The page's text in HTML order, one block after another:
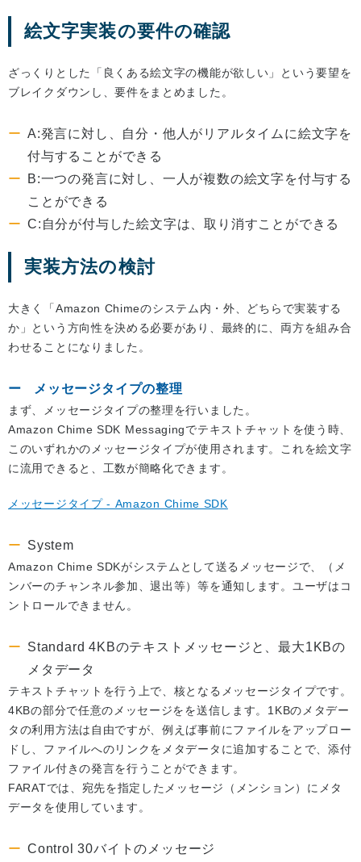
絵文字実装の要件の確認
ざっくりとした「良くある絵文字の機能が欲しい」という要望を
ブレイクダウンし、要件をまとめました。
A:発言に対し、自分・他人がリアルタイムに絵文字を
付与することができる
B:一つの発言に対し、一人が複数の絵文字を付与する
ことができる
C:自分が付与した絵文字は、取り消すことができる
実装方法の検討
大きく「Amazon Chimeのシステム内・外、どちらで実装する
か」という方向性を決める必要があり、最終的に、両方を組み合
わせることになりました。
メッセージタイプの整理
まず、メッセージタイプの整理を行いました。
Amazon Chime SDK Messagingでテキストチャットを使う時、
このいずれかのメッセージタイプが使用されます。これを絵文字
に流用できると、工数が簡略化できます。
メッセージタイプ - Amazon Chime SDK
System
Amazon Chime SDKがシステムとして送るメッセージで、（メ
ンバーのチャンネル参加、退出等）等を通知します。ユーザはコ
ントロールできません。
Standard 4KBのテキストメッセージと、最大1KBの
メタデータ
テキストチャットを行う上で、核となるメッセージタイプです。
4KBの部分で任意のメッセージをを送信します。1KBのメタデー
タの利用方法は自由ですが、例えば事前にファイルをアップロー
ドし、ファイルへのリンクをメタデータに追加することで、添付
ファイル付きの発言を行うことができます。
FARATでは、宛先を指定したメッセージ（メンション）にメタ
データを使用しています。
Control 30バイトのメッセージ